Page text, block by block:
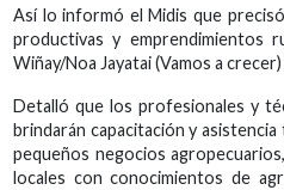
Así lo informó el Midis que
productivas y emprendimientos
Wiñay/Noa Jayatai (Vamos a
Detalló que los profesionales y
brindarán capacitación y
pequeños negocios
locales con conocimientos de